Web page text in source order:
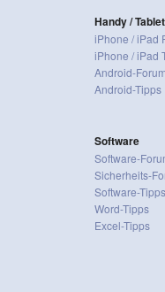
Handy / Tablet
iPhone / iPad
iPhone / iPad
Android-Forum
Android-Tipps
Software
Software-
Sicherheits-
Software-Tipps
Word-Tipps
Excel-Tipps